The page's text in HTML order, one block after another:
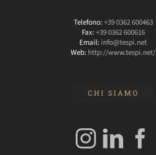
Telefono:+39 0362 600463
Fax:+39 0362 600616
Email: info@tespi.net
Web: http://www.tespi.net/
CHI SIAMO